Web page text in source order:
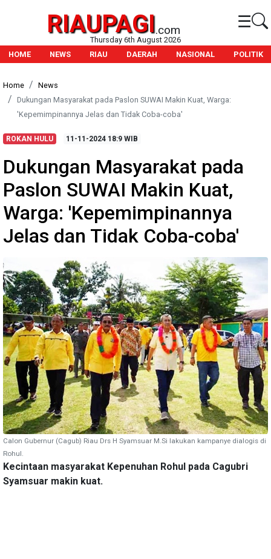
RIAUPAGI.com ☰
Thursday 6th August 2026
HOME
NEWS RIAU DAERAH NASIONAL POLITIK
Home
News
Dukungan Masyarakat pada Paslon SUWAI Makin Kuat, Warga:
'Kepemimpinannya Jelas dan Tidak Coba-coba'
ROKAN HULU 11-11-2024 18:9 WIB
Dukungan Masyarakat pada
Paslon SUWAI Makin Kuat,
Warga: 'Kepemimpinannya
Jelas dan Tidak Coba-coba'
Calon Gubernur (Cagub) Riau Drs H Syamsuar M.Si lakukan kampanye dialogis di
Rohul.
Kecintaan masyarakat Kepenuhan Rohul pada Cagubri
Syamsuar makin kuat.